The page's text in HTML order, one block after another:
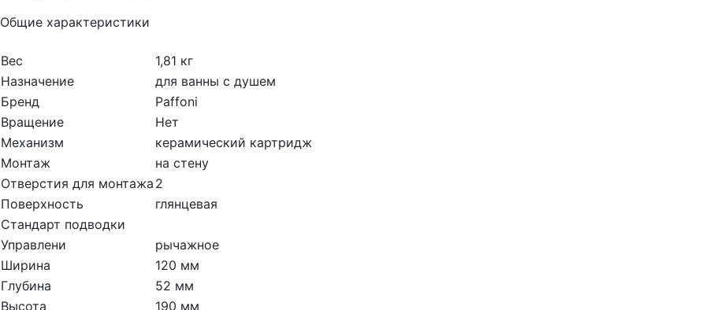
Общие характеристики
Вес
1,81 кг
Назначение
для ванны с душем
Бренд
Paffoni
Вращение
Нет
Механизм
керамический картридж
Монтаж
на стену
Отверстия для монтажа 2
Поверхность
глянцевая
Стандарт подводки
Управлени
рычажное
Ширина
120 мм
Глубина
52 мм
Высота
190 мм